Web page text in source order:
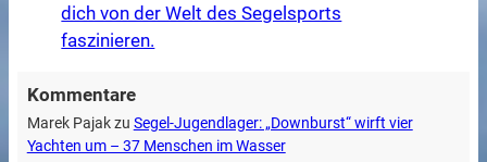
dich von der Welt des Segelsports
faszinieren.
Kommentare
Marek Pajakzu Segel-Jugendlager: „Downburst“ wirft vier
Yachten um – 37 Menschen im Wasser